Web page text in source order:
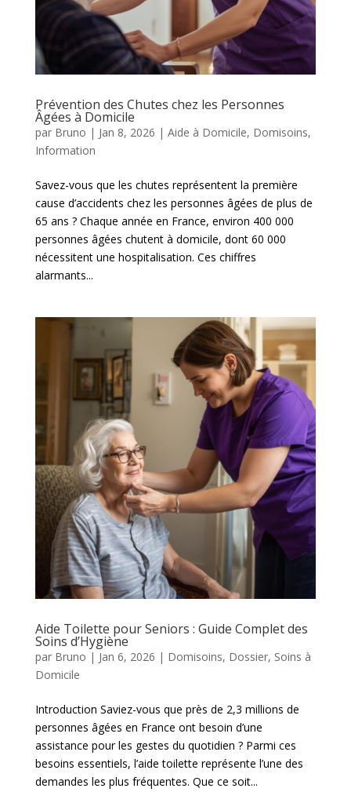
Prévention des Chutes chez les Personnes
Âgées à Domicile
par Bruno | Jan 8, 2026 | Aide à Domicile, Domisoins,
Information
Savez-vous que les chutes représentent la première
cause d’accidents chez les personnes âgées de plus de
65 ans ? Chaque année en France, environ 400 000
personnes âgées chutent à domicile, dont 60 000
nécessitent une hospitalisation. Ces chiffres
alarmants...
Aide Toilette pour Seniors : Guide Complet des
Soins d’Hygiène
par Bruno | Jan 6, 2026 | Domisoins, Dossier, Soins à
Domicile
Introduction Saviez-vous que près de 2,3 millions de
personnes âgées en France ont besoin d’une
assistance pour les gestes du quotidien ? Parmi ces
besoins essentiels, l’aide toilette représente l’une des
demandes les plus fréquentes. Que ce soit...